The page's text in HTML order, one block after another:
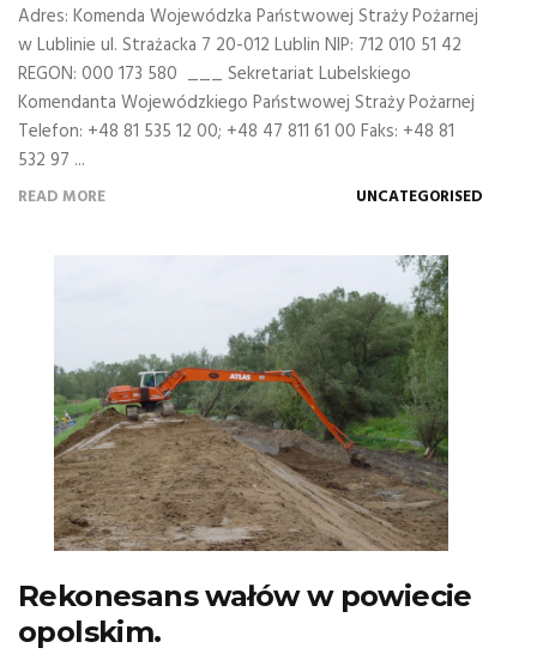
Adres: Komenda Wojewódzka Państwowej Straży Pożarnej
w Lublinie ul. Strażacka 7 20-012 Lublin NIP: 712 010 51 42
REGON: 000 173 580 ___ Sekretariat Lubelskiego
Komendanta Wojewódzkiego Państwowej Straży Pożarnej
Telefon: +48 81 535 12 00; +48 47 811 61 00 Faks: +48 81
532 97 ...
READ MORE UNCATEGORISED
Rekonesans wałów w powiecie
opolskim.